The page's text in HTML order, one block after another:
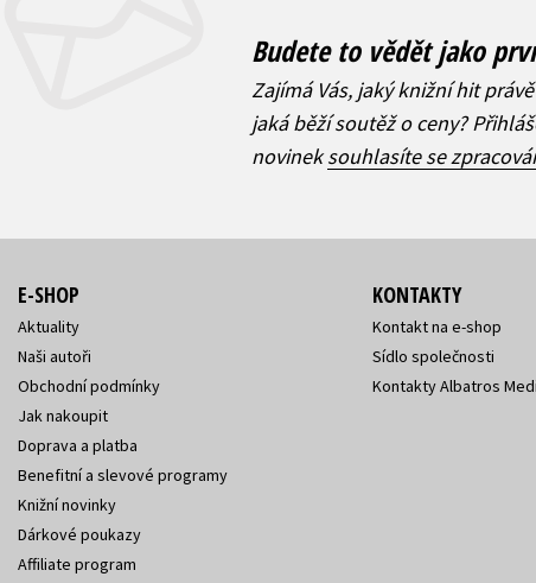
Budete to vědět jako
Zajímá Vás, jaký knižní hit
jaká běží soutěž o ceny?
novineksouhlasíte se
E-SHOP
Aktuality
Naši autoři
Obchodní podmínky
Jak nakoupit
Doprava a platba
Benefitní a slevové programy
Knižní novinky
Dárkové poukazy
Affiliate program
KONTAKTY
Kontakt na e-shop
Sídlo společnosti
Kontakty Albatros